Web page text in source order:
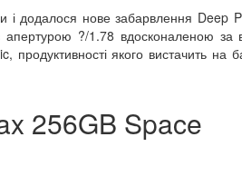
і додалося нове забарвлення Deep
?/1.78 вдосконаленою за
якого вистачить на
256GB Space